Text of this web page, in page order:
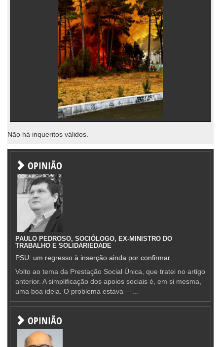
Não há inqueritos válidos.
OPINIÃO
PAULO PEDROSO, SOCIÓLOGO, EX-MINISTRO DO
TRABALHO E SOLIDARIEDADE
PSU: um regresso à inserção ainda por confirmar
Volto ao tema da Prestação Social Única, que tratei no artigo
anterior. A simplificação dos apoios sociais é, em si mesma,
uma boa ideia. O problema estava —...
OPINIÃO